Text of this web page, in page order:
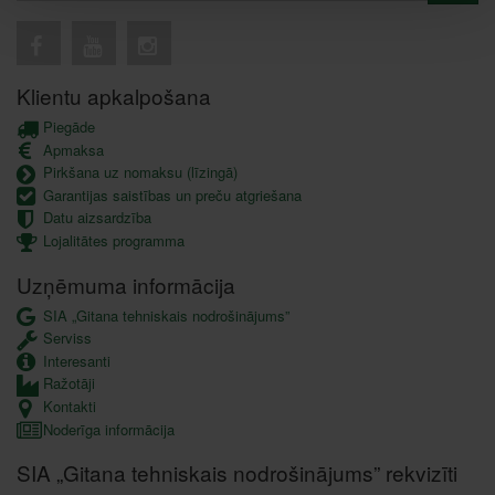
Klientu apkalpošana
Piegāde
Apmaksa
Pirkšana uz nomaksu (līzingā)
Garantijas saistības un preču atgriešana
Datu aizsardzība
Lojalitātes programma
Uzņēmuma informācija
SIA „Gitana tehniskais nodrošinājums”
Serviss
Interesanti
Ražotāji
Kontakti
Noderīga informācija
SIA „Gitana tehniskais nodrošinājums” rekvizīti